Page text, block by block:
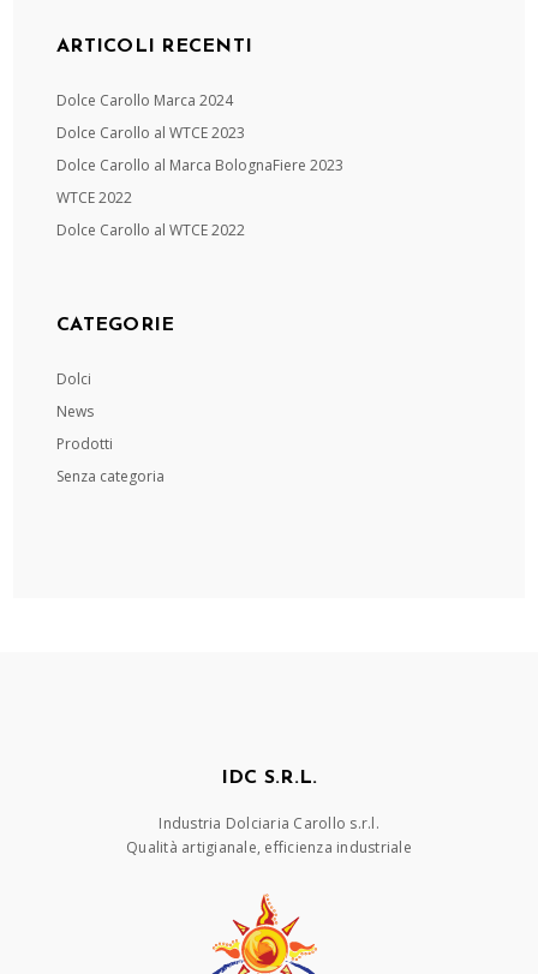
ARTICOLI RECENTI
Dolce Carollo Marca 2024
Dolce Carollo al WTCE 2023
Dolce Carollo al Marca BolognaFiere 2023
WTCE 2022
Dolce Carollo al WTCE 2022
CATEGORIE
Dolci
News
Prodotti
Senza categoria
IDC S.R.L.
Industria Dolciaria Carollo s.r.l.
Qualità artigianale, efficienza industriale